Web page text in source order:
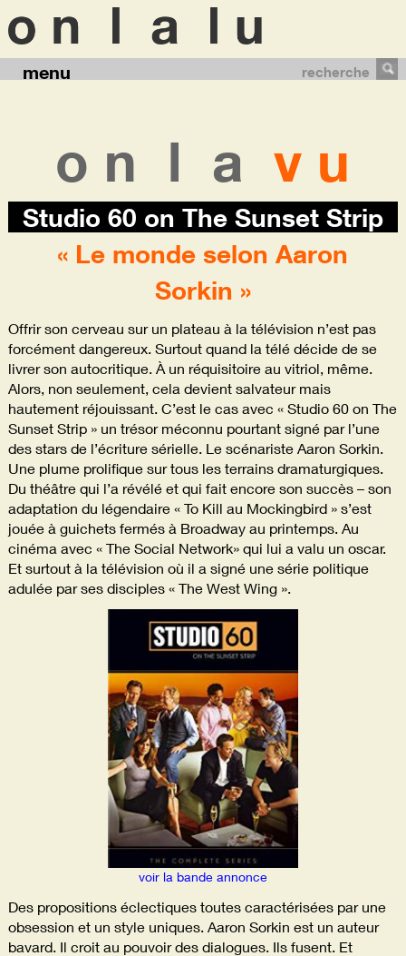
menu recherche
o n l av u
Studio 60 on The Sunset Strip
« Le monde selon Aaron
Sorkin »
Offrir son cerveau sur un plateau à la télévision n’est pas
forcément dangereux. Surtout quand la télé décide de se
livrer son autocritique. À un réquisitoire au vitriol, même.
Alors, non seulement, cela devient salvateur mais
hautement réjouissant. C’est le cas avec « Studio 60 on The
Sunset Strip » un trésor méconnu pourtant signé par l’une
des stars de l’écriture sérielle. Le scénariste Aaron Sorkin.
Une plume prolifique sur tous les terrains dramaturgiques.
Du théâtre qui l’a révélé et qui fait encore son succès – son
adaptation du légendaire « To Kill au Mockingbird » s’est
jouée à guichets fermés à Broadway au printemps. Au
cinéma avec « The Social Network» qui lui a valu un oscar.
Et surtout à la télévision où il a signé une série politique
adulée par ses disciples « The West Wing ».
voir la bande annonce
Des propositions éclectiques toutes caractérisées par une
obsession et un style uniques. Aaron Sorkin est un auteur
bavard. Il croit au pouvoir des dialogues. Ils fusent. Et